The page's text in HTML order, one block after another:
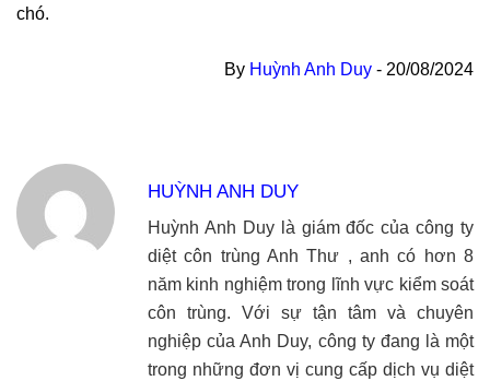
chó.
By Huỳnh Anh Duy - 20/08/2024
HUỲNH ANH DUY
Huỳnh Anh Duy là giám đốc của công ty
diệt côn trùng Anh Thư , anh có hơn 8
năm kinh nghiệm trong lĩnh vực kiểm soát
côn trùng. Với sự tận tâm và chuyên
nghiệp của Anh Duy, công ty đang là một
trong những đơn vị cung cấp dịch vụ diệt